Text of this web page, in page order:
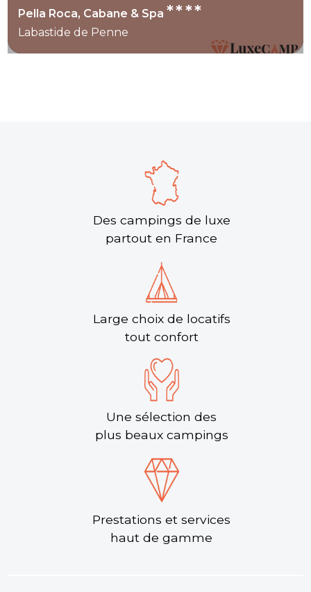
Pella Roca, Cabane & Spa****
Labastide de Penne
Des campings de luxe
partout en France
Large choix de locatifs
tout confort
Une sélection des
plus beaux campings
Prestations et services
haut de gamme